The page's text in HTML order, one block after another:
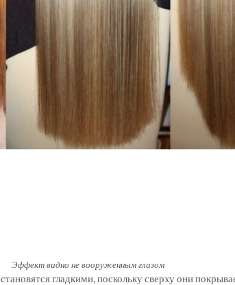
Эффект видно не вооруженным глазом
становятся гладкими, поскольку сверху они